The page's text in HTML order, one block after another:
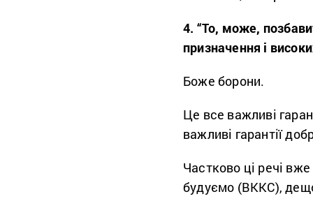
4. “То, може,
призначення і
Боже борони.
Це все важливі
важливі гарантії
Частково ці речі
будуємо (ВККС),